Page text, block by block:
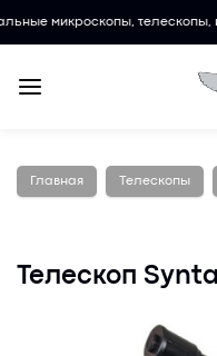
телескопы,
Главная Телескопы
Телескоп